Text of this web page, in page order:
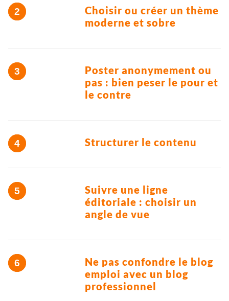
Choisir ou créer un thème
moderne et sobre
Poster anonymement ou
pas : bien peser le pour et
le contre
Structurer le contenu
Suivre une ligne
éditoriale : choisir un
angle de vue
Ne pas confondre le blog
emploi avec un blog
professionnel